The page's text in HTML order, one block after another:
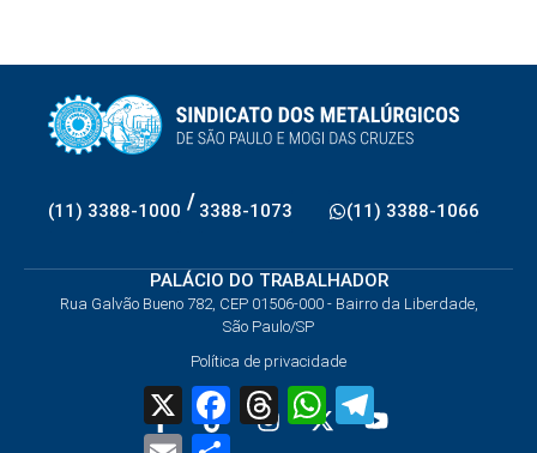
(11) 3388-1000 / 3388-1073 (11) 3388-1066
PALÁCIO DO TRABALHADOR
Rua Galvão Bueno 782, CEP 01506-000 - Bairro da Liberdade,
São Paulo/SP
Política de privacidade
X FacebookThreadsWhatsApp
Email